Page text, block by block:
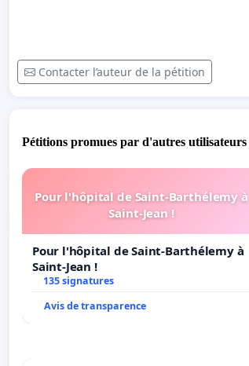
Contacter l’auteur de la pétition
Pétitions promues par d'autres utilisateurs
Pour l'hôpital de Saint-Barthélemy à
Saint-Jean !
Pour l'hôpital de Saint-Barthélemy à
Saint-Jean !
135 signatures
Avis de transparence